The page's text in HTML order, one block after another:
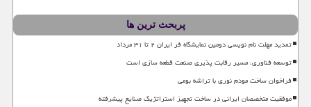
پربحث ترین ها
تمدید مهلت نام نویسی دومین نمایشگاه فر ایران ۲ تا ۳۱ مرداد
توسعه فناوری، مسیر رقابت پذیری صنعت قطعه سازی است
فراخوان ساخت مودم نوری با تراشه بومی
موفقیت متخصصان ایرانی در ساخت تجهیز استراتژیک صنایع پیشرفته